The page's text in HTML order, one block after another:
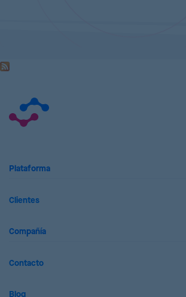
Plataforma
Clientes
Compañía
Contacto
Blog